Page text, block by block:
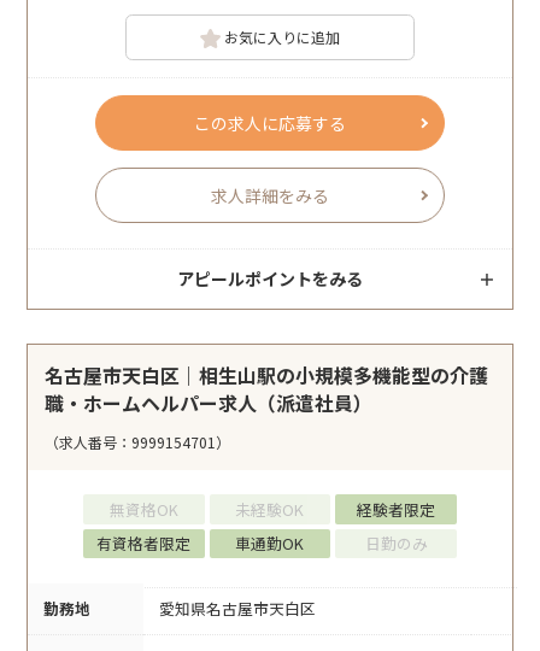
お気に入りに追加
この求人に応募する
求人詳細をみる
アピールポイントをみる
名古屋市天白区｜相生山駅の小規模多機能型の介護
職・ホームヘルパー求人（派遣社員）
（求人番号：9999154701）
無資格OK 未経験OK
経験者限定
有資格者限定
車通勤OK 日勤のみ
勤務地 愛知県名古屋市天白区